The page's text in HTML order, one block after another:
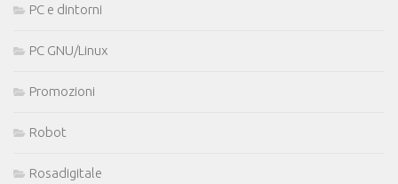
PC e dintorni
PC GNU/Linux
Promozioni
Robot
Rosadigitale